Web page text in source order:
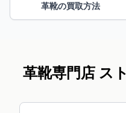
革靴の買取方法
革靴専門店 ス